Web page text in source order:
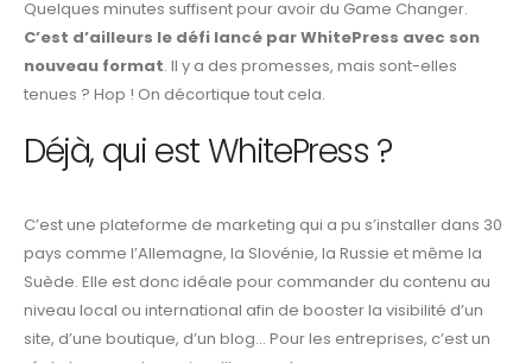
Quelques minutes suffisent pour avoir du Game Changer.
C’est d’ailleurs le défi lancé par WhitePress avec son
nouveau format. Il y a des promesses, mais sont-elles
tenues ? Hop ! On décortique tout cela.
Déjà, qui est WhitePress ?
C’est une plateforme de marketing qui a pu s’installer dans 30
pays comme l’Allemagne, la Slovénie, la Russie et même la
Suède. Elle est donc idéale pour commander du contenu au
niveau local ou international afin de booster la visibilité d’un
site, d’une boutique, d’un blog… Pour les entreprises, c’est un